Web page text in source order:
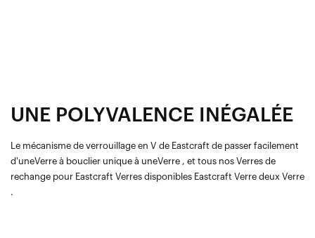
UNE POLYVALENCE INÉGALÉE
Le mécanisme de verrouillage en V de Eastcraft de passer facilement
d'uneVerre à bouclier unique à uneVerre , et tous nos Verres de
rechange pour Eastcraft Verres disponibles Eastcraft Verre deux Verre
.